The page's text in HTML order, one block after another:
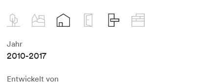
Jahr
2010-2017
Entwickelt von